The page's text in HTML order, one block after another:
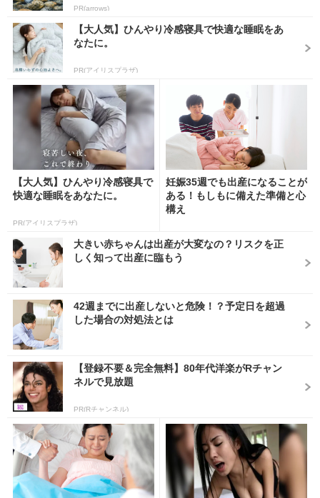
PR(arrows)
【大人気】ひんやり冷感寝具で快適な睡眠をあ
なたに。
PR(アイリスプラザ)
【大人気】ひんやり冷感寝具で
快適な睡眠をあなたに。
PR(アイリスプラザ)
妊娠35週でも出産になることが
ある！もしもに備えた準備と心
構え
大きい赤ちゃんは出産が大変なの？リスクを正
しく知って出産に臨もう
42週までに出産しないと危険！？予定日を超過
した場合の対処法とは
【登録不要＆完全無料】80年代洋楽がRチャン
ネルで見放題
PR(Rチャンネル)